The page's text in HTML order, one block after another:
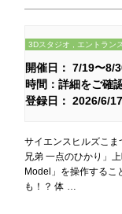
3Dスタジオ , エントラン
開催日： 7/19〜8/
時間：詳細をご確
登録日： 2026/6/17
サイエンスヒルズこ
兄弟 一点のひかり」
Model」を操作するこ
も！？ 体 …